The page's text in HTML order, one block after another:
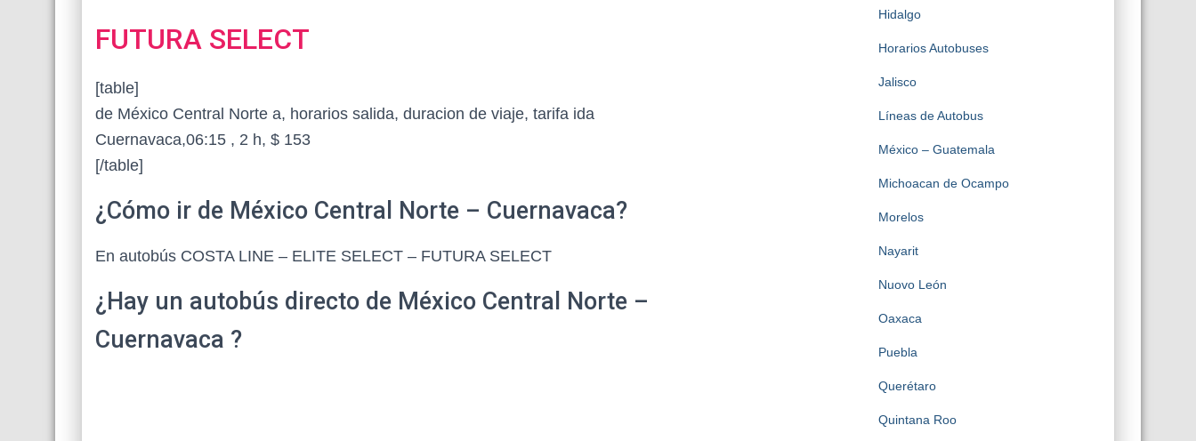
FUTURA SELECT
[table]
de México Central Norte a, horarios salida, duracion de viaje, tarifa ida
Cuernavaca,06:15 , 2 h, $ 153
[/table]
¿Cómo ir de México Central Norte – Cuernavaca?
En autobús COSTA LINE – ELITE SELECT – FUTURA SELECT
¿Hay un autobús directo de México Central Norte –
Cuernavaca ?
Hidalgo
Horarios Autobuses
Jalisco
Líneas de Autobus
México – Guatemala
Michoacan de Ocampo
Morelos
Nayarit
Nuovo León
Oaxaca
Puebla
Querétaro
Quintana Roo